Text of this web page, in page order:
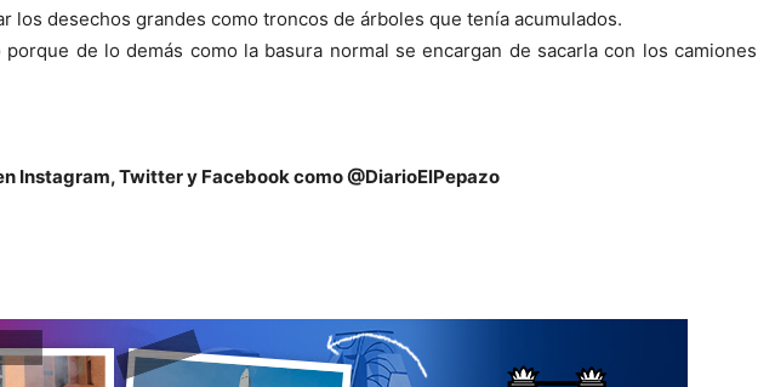
desechos grandes como troncos de árboles que tenía acumulados.
de lo demás como la basura normal se encargan de sacarla con los camiones
Instagram, Twitter y Facebook como @DiarioElPepazo